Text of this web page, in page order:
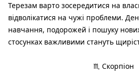
Терезам варто зосередитися на
відволікатися на чужі проблеми.
навчання, подорожей і пошуку
стосунках важливими стануть
♏ Скорпіон